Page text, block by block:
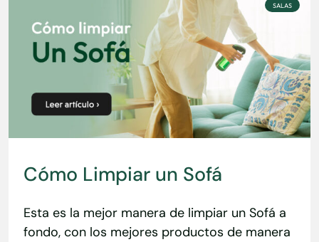
SALAS
Cómo Limpiar un Sofá
Esta es la mejor manera de limpiar un Sofá a
fondo, con los mejores productos de manera